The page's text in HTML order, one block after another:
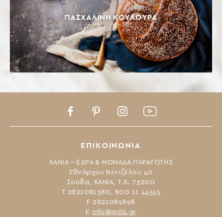
ΠΑΣΧΑΛΙΝΉ ΚΟΥΛΟΎΡΑ
ΕΠΙΚΟΙΝΩΝΙΑ
ΧΑΝΙΑ – ΕΔΡΑ & ΜΟΝΑΔΑ ΠΑΡΑΓΩΓΗΣ
Εθνάρχου Βενιζέλου 40
Σούδα, ΧΑΝΙΑ, Τ.Κ. 73200
Τ 2821081380, 800 11 44555
F 2821089898
Ε info@mills.gr
FacebookPinterestInstagramYoutube